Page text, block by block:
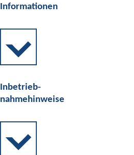
Informationen
Inbetrieb-
nahmehinweise